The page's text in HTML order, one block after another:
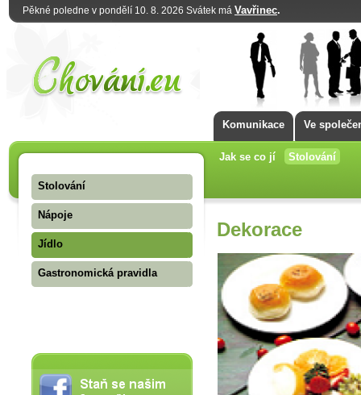
Pěkné poledne v pondělí 10. 8. 2026 Svátek má Vavřinec.
Komunikace Ve
Jak se co jí Stolování
Stolování
Nápoje
Jídlo
Gastronomická pravidla
Dekorace